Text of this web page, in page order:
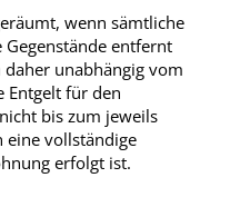
wenn sämtliche
entfernt
unabhängig vom
Entgelt für den
bis zum jeweils
eine vollständige
erfolgt ist.